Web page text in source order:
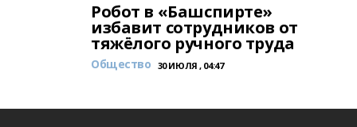
Робот в «Башспирте»
избавит сотрудников от
тяжёлого ручного труда
Общество 30 ИЮЛЯ , 04:47